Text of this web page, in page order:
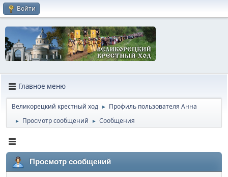
Войти
Главное меню
Великорецкий крестный ход ► Профиль пользователя Анна
► Просмотр сообщений ► Сообщения
Просмотр сообщений